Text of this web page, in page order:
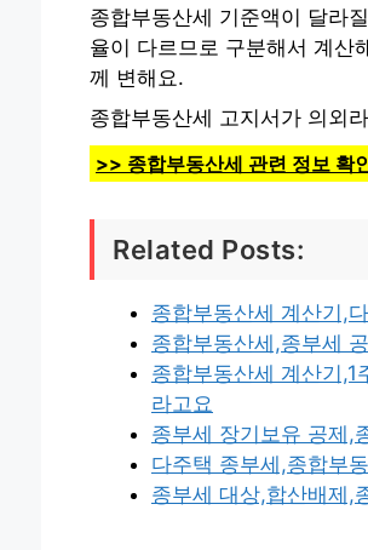
종합부동산세 기준액이 달라
율이 다르므로 구분해서 계산
께 변해요.
종합부동산세 고지서가 의외
>> 종합부동산세 관련 정보 확
Related Posts:
종합부동산세 계산기,
종합부동산세,종부세
종합부동산세 계산기
라고요
종부세 장기보유 공제,
다주택 종부세,종합부
종부세 대상,합산배제,